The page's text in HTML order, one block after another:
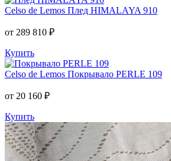
Celso de Lemos Плед HIMALAYA 910
от 289 810 ₽
Купить
Celso de Lemos Покрывало PERLE 109
от 20 160 ₽
Купить